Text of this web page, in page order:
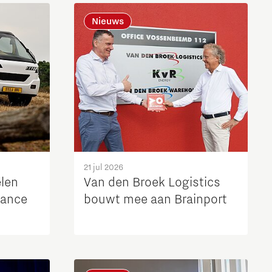
Brainport Industries Campus
High Tech Campus Eindhoven
Strijp District
TU/e Campus
Food
Next Tech Food Factories
Nieuws
21 jul 2026
Van den Broek Logistics
bouwt mee aan Brainport